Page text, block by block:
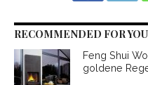
RECOMMENDED FOR YOU
Feng Shui
goldene